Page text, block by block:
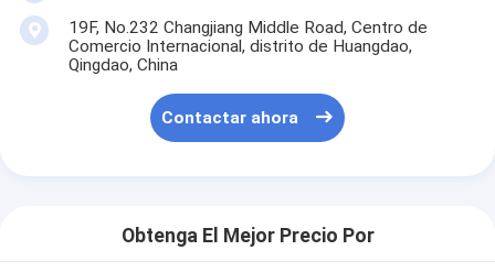
19F, No.232 Changjiang Middle Road, Centro de
Comercio Internacional, distrito de Huangdao,
Qingdao, China
Contactar ahora
Obtenga El Mejor Precio Por